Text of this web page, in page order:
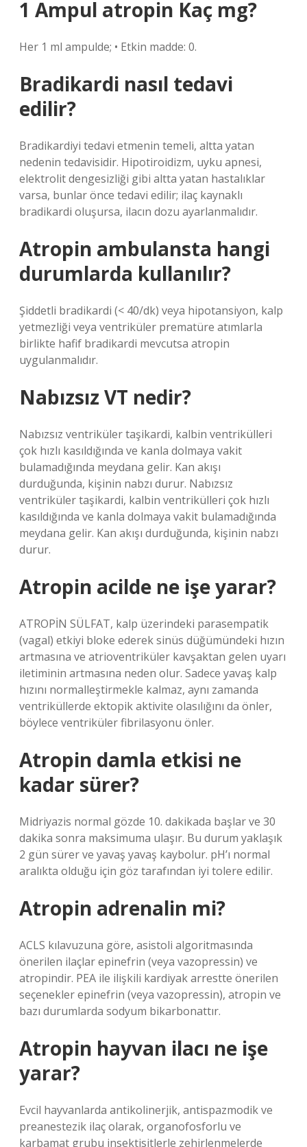
1 Ampul atropin Kaç mg?
Her 1 ml ampulde; • Etkin madde: 0.
Bradikardi nasıl tedavi
edilir?
Bradikardiyi tedavi etmenin temeli, altta yatan
nedenin tedavisidir. Hipotiroidizm, uyku apnesi,
elektrolit dengesizliği gibi altta yatan hastalıklar
varsa, bunlar önce tedavi edilir; ilaç kaynaklı
bradikardi oluşursa, ilacın dozu ayarlanmalıdır.
Atropin ambulansta hangi
durumlarda kullanılır?
Şiddetli bradikardi (< 40/dk) veya hipotansiyon, kalp
yetmezliği veya ventriküler prematüre atımlarla
birlikte hafif bradikardi mevcutsa atropin
uygulanmalıdır.
Nabızsız VT nedir?
Nabızsız ventriküler taşikardi, kalbin ventrikülleri
çok hızlı kasıldığında ve kanla dolmaya vakit
bulamadığında meydana gelir. Kan akışı
durduğunda, kişinin nabzı durur. Nabızsız
ventriküler taşikardi, kalbin ventrikülleri çok hızlı
kasıldığında ve kanla dolmaya vakit bulamadığında
meydana gelir. Kan akışı durduğunda, kişinin nabzı
durur.
Atropin acilde ne işe yarar?
ATROPİN SÜLFAT, kalp üzerindeki parasempatik
(vagal) etkiyi bloke ederek sinüs düğümündeki hızın
artmasına ve atrioventriküler kavşaktan gelen uyarı
iletiminin artmasına neden olur. Sadece yavaş kalp
hızını normalleştirmekle kalmaz, aynı zamanda
ventriküllerde ektopik aktivite olasılığını da önler,
böylece ventriküler fibrilasyonu önler.
Atropin damla etkisi ne
kadar sürer?
Midriyazis normal gözde 10. dakikada başlar ve 30
dakika sonra maksimuma ulaşır. Bu durum yaklaşık
2 gün sürer ve yavaş yavaş kaybolur. pH’ı normal
aralıkta olduğu için göz tarafından iyi tolere edilir.
Atropin adrenalin mi?
ACLS kılavuzuna göre, asistoli algoritmasında
önerilen ilaçlar epinefrin (veya vazopressin) ve
atropindir. PEA ile ilişkili kardiyak arrestte önerilen
seçenekler epinefrin (veya vazopressin), atropin ve
bazı durumlarda sodyum bikarbonattır.
Atropin hayvan ilacı ne işe
yarar?
Evcil hayvanlarda antikolinerjik, antispazmodik ve
preanestezik ilaç olarak, organofosforlu ve
karbamat grubu insektisitlerle zehirlenmelerde